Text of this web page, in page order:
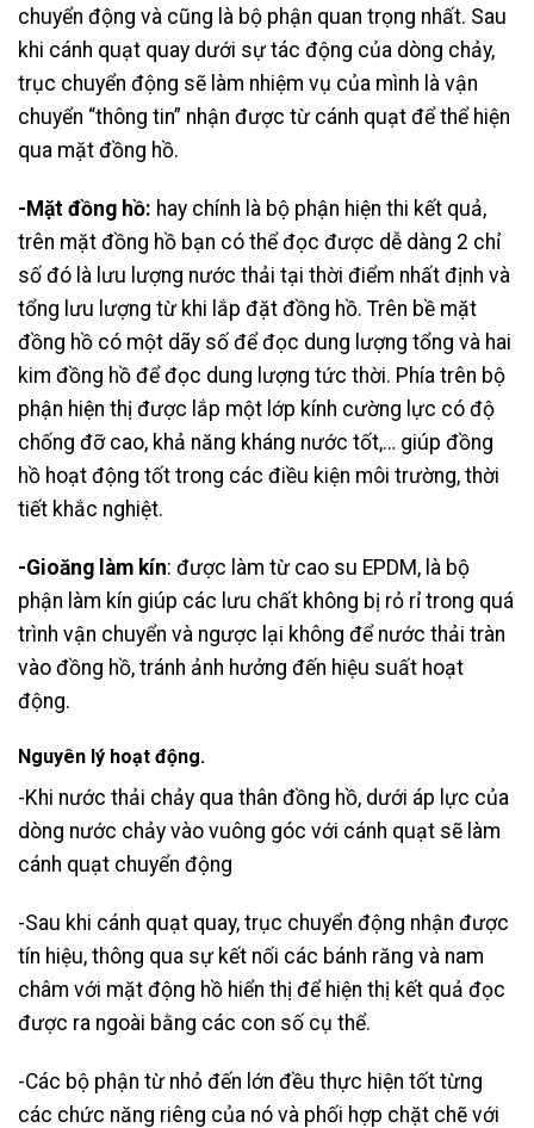
chuyển động và cũng là bộ phận quan trọng nhất. Sau
khi cánh quạt quay dưới sự tác động của dòng chảy,
trục chuyển động sẽ làm nhiệm vụ của mình là vận
chuyển “thông tin” nhận được từ cánh quạt để thể hiện
qua mặt đồng hồ.
-Mặt đồng hồ: hay chính là bộ phận hiện thi kết quả,
trên mặt đồng hồ bạn có thể đọc được dễ dàng 2 chỉ
số đó là lưu lượng nước thải tại thời điểm nhất định và
tổng lưu lượng từ khi lắp đặt đồng hồ. Trên bề mặt
đồng hồ có một dãy số để đọc dung lượng tổng và hai
kim đồng hồ để đọc dung lượng tức thời. Phía trên bộ
phận hiện thị được lắp một lớp kính cường lực có độ
chống đỡ cao, khả năng kháng nước tốt,… giúp đồng
hồ hoạt động tốt trong các điều kiện môi trường, thời
tiết khắc nghiệt.
-Gioăng làm kín: được làm từ cao su EPDM, là bộ
phận làm kín giúp các lưu chất không bị rỏ rỉ trong quá
trình vận chuyển và ngược lại không để nước thải tràn
vào đồng hồ, tránh ảnh hưởng đến hiệu suất hoạt
động.
Nguyên lý hoạt động.
-Khi nước thải chảy qua thân đồng hồ, dưới áp lực của
dòng nước chảy vào vuông góc với cánh quạt sẽ làm
cánh quạt chuyển động
-Sau khi cánh quạt quay, trục chuyển động nhận được
tín hiệu, thông qua sự kết nối các bánh răng và nam
châm với mặt động hồ hiển thị để hiện thị kết quả đọc
được ra ngoài bằng các con số cụ thể.
-Các bộ phận từ nhỏ đến lớn đều thực hiện tốt từng
các chức năng riêng của nó và phối hợp chặt chẽ với